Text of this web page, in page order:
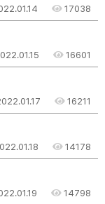
17038
16601
16211
14178
14798